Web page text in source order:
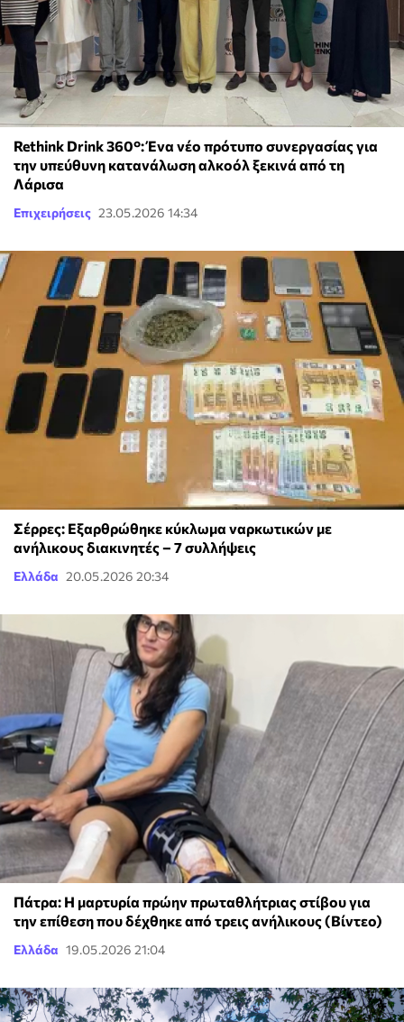
Rethink Drink 360°: Ένα νέο πρότυπο συνεργασίας για
την υπεύθυνη κατανάλωση αλκοόλ ξεκινά από τη
Λάρισα
Επιχειρήσεις 23.05.2026 14:34
Σέρρες: Εξαρθρώθηκε κύκλωμα ναρκωτικών με
ανήλικους διακινητές – 7 συλλήψεις
Ελλάδα 20.05.2026 20:34
Πάτρα: Η μαρτυρία πρώην πρωταθλήτριας στίβου για
την επίθεση που δέχθηκε από τρεις ανήλικους (Βίντεο)
Ελλάδα 19.05.2026 21:04